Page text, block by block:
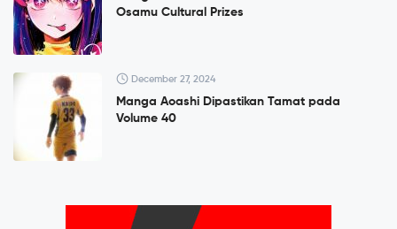
Osamu Cultural Prizes
December 27, 2024
Manga Aoashi Dipastikan Tamat pada
Volume 40